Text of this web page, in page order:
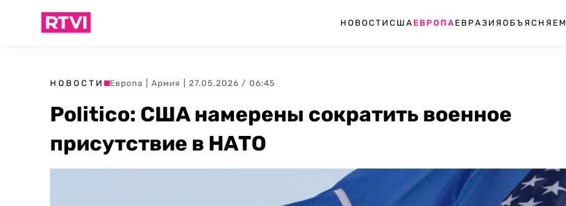
НОВОСТИ США ЕВРОПА ЕВРАЗИЯ ОБЪЯСНЯЕМ
НОВОСТИ Европа Армия | 27.05.2026 / 06:45
Politico: США намерены сократить военное
присутствие в НАТО